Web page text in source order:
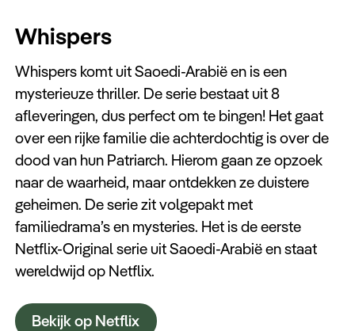
Whispers
Whispers komt uit Saoedi-Arabië en is een
mysterieuze thriller. De serie bestaat uit 8
afleveringen, dus perfect om te bingen! Het gaat
over een rijke familie die achterdochtig is over de
dood van hun Patriarch. Hierom gaan ze opzoek
naar de waarheid, maar ontdekken ze duistere
geheimen. De serie zit volgepakt met
familiedrama’s en mysteries. Het is de eerste
Netflix-Original serie uit Saoedi-Arabië en staat
wereldwijd op Netflix.
Bekijk op Netflix